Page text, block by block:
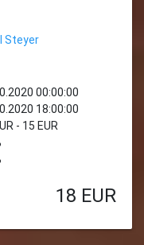
Steyer
00:00:00
18:00:00
- 15 EUR
18 EUR